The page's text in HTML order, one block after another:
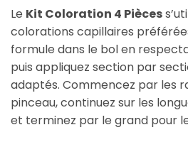
Le Kit Coloration 4 Pièces
colorations capillaires
formule dans le bol en
puis appliquez section par
adaptés. Commencez par les
pinceau, continuez sur les
et terminez par le grand pour